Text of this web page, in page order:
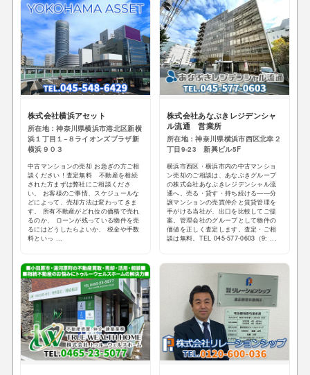
株式会社横浜アセット
所在地：神奈川県横浜市港北区新横
浜１丁目１−８ライオンズプラザ新
横浜９０３
中古マンションの売却 お急ぎの方ご相
談ください！査定無料 不動産を相続
された方まずは弊社にご相談くださ
い。 お客様のご事情、スケジュールな
どによって、売却方法は変わってきま
す。 所有不動産がどれ位の価格で売れ
るのか、 ローンが残っている物件を売
るにはどうしたらよいか、 税金や手数
料といっ ...
株式会社あなぶきレジデンシャ
ル流通 営業所
所在地：神奈川県横浜市西区北幸２
丁目9-23 新興ビル5F
横浜市西区・横浜市内の中古マンショ
ン売却のご相談は、あなぶきグループ
の株式会社あなぶきレジデンシャル流
通へ。売る・貸す・持ち続ける——分
譲マンションの売買仲介と賃貸管理を
手がける当社が、出口を比較してご提
案。管理会社のグループとして物件の
価値を正しく査定します。査定・ご相
談は無料。TEL 045-577-0603（9: ...